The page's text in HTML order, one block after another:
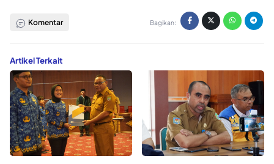
Komentar Bagikan:
Artikel Terkait